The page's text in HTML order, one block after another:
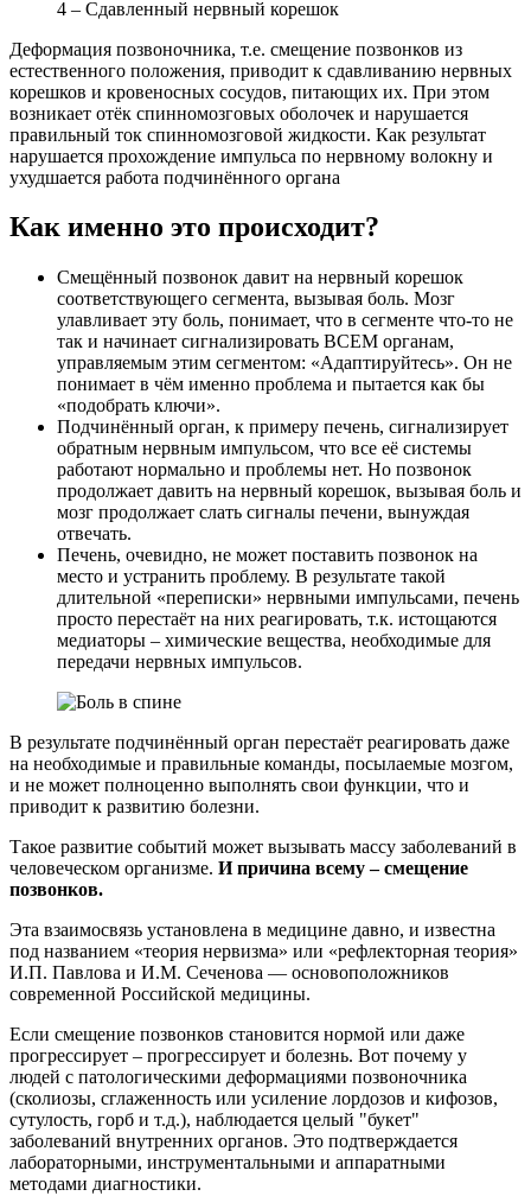
4 – Сдавленный нервный корешок
Деформация позвоночника, т.е. смещение позвонков из
естественного положения, приводит к сдавливанию нервных
корешков и кровеносных сосудов, питающих их. При этом
возникает отёк спинномозговых оболочек и нарушается
правильный ток спинномозговой жидкости. Как результат
нарушается прохождение импульса по нервному волокну и
ухудшается работа подчинённого органа
Как именно это происходит?
Смещённый позвонок давит на нервный корешок
соответствующего сегмента, вызывая боль. Мозг
улавливает эту боль, понимает, что в сегменте что-то не
так и начинает сигнализировать ВСЕМ органам,
управляемым этим сегментом: «Адаптируйтесь». Он не
понимает в чём именно проблема и пытается как бы
«подобрать ключи».
Подчинённый орган, к примеру печень, сигнализирует
обратным нервным импульсом, что все её системы
работают нормально и проблемы нет. Но позвонок
продолжает давить на нервный корешок, вызывая боль и
мозг продолжает слать сигналы печени, вынуждая
отвечать.
Печень, очевидно, не может поставить позвонок на
место и устранить проблему. В результате такой
длительной «переписки» нервными импульсами, печень
просто перестаёт на них реагировать, т.к. истощаются
медиаторы – химические вещества, необходимые для
передачи нервных импульсов.
В результате подчинённый орган перестаёт реагировать даже
на необходимые и правильные команды, посылаемые мозгом,
и не может полноценно выполнять свои функции, что и
приводит к развитию болезни.
Такое развитие событий может вызывать массу заболеваний в
человеческом организме. И причина всему – смещение
позвонков.
Эта взаимосвязь установлена в медицине давно, и известна
под названием «теория нервизма» или «рефлекторная теория»
И.П. Павлова и И.М. Сеченова — основоположников
современной Российской медицины.
Если смещение позвонков становится нормой или даже
прогрессирует – прогрессирует и болезнь. Вот почему у
людей с патологическими деформациями позвоночника
(сколиозы, сглаженность или усиление лордозов и кифозов,
сутулость, горб и т.д.), наблюдается целый "букет"
заболеваний внутренних органов. Это подтверждается
лабораторными, инструментальными и аппаратными
методами диагностики.